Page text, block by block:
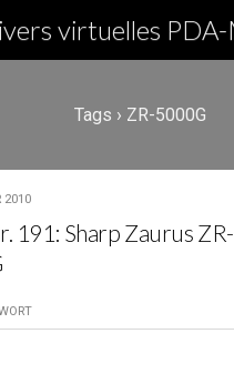
Tags › ZR-5000G
2010
191: Sharp Zaurus ZR-